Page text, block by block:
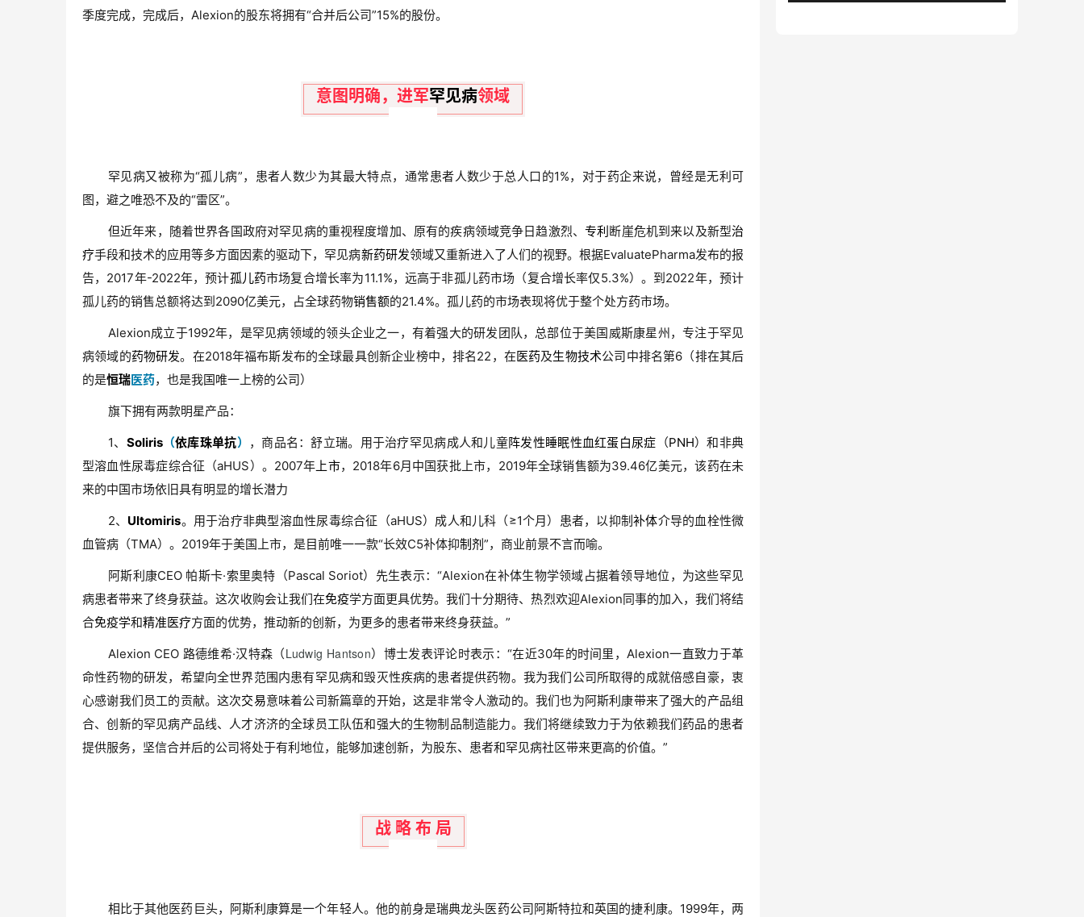
季度完成，完成后，Alexion的股东将拥有“合并后公司”15%的股份。
意图明确，进军罕见病领域
罕见病又被称为“孤儿病”，患者人数少为其最大特点，通常患者人数少于总人口的1%，对于药企来说，曾经是无利可
图，避之唯恐不及的“雷区”。
但近年来，随着世界各国政府对罕见病的重视程度增加、原有的疾病领域竞争日趋激烈、专利断崖危机到来以及新型治
疗手段和技术的应用等多方面因素的驱动下，罕见病新药研发领域又重新进入了人们的视野。根据EvaluatePharma发布的报
告，2017年-2022年，预计孤儿药市场复合增长率为11.1%，远高于非孤儿药市场（复合增长率仅5.3%）。到2022年，预计
孤儿药的销售总额将达到2090亿美元，占全球药物销售额的21.4%。孤儿药的市场表现将优于整个处方药市场。
Alexion成立于1992年，是罕见病领域的领头企业之一，有着强大的研发团队，总部位于美国威斯康星州，专注于罕见
病领域的药物研发。在2018年福布斯发布的全球最具创新企业榜中，排名22，在医药及生物技术公司中排名第6（排在其后
的是恒瑞医药，也是我国唯一上榜的公司）
旗下拥有两款明星产品：
1、 Soliris（依库珠单抗） ，商品名：舒立瑞。用于治疗罕见病成人和儿童阵发性睡眠性血红蛋白尿症 （PNH）和非典
型溶血性尿毒症综合征（aHUS）。2007年上市，2018年6月中国获批上市，2019年全球销售额为39.46亿美元，该药在未
来的中国市场依旧具有明显的增长潜力
2、 Ultomiris。用于治疗非典型溶血性尿毒综合征（aHUS）成人和儿科（≥1个月）患者，以抑制补体介导的血栓性微
血管病（TMA）。2019年于美国上市，是目前唯一一款“长效C5补体抑制剂”，商业前景不言而喻。
阿斯利康CEO 帕斯卡·索里奥特（Pascal Soriot）先生表示：“Alexion在补体生物学领域占据着领导地位，为这些罕见
病患者带来了终身获益。这次收购会让我们在免疫学方面更具优势。我们十分期待、热烈欢迎Alexion同事的加入，我们将结
合免疫学和精准医疗方面的优势，推动新的创新，为更多的患者带来终身获益。”
Alexion CEO 路德维希·汉特森（Ludwig Hantson）博士发表评论时表示：“在近30年的时间里，Alexion一直致力于革
命性药物的研发，希望向全世界范围内患有罕见病和毁灭性疾病的患者提供药物。我为我们公司所取得的成就倍感自豪，衷
心感谢我们员工的贡献。这次交易意味着公司新篇章的开始，这是非常令人激动的。我们也为阿斯利康带来了强大的产品组
合、创新的罕见病产品线、人才济济的全球员工队伍和强大的生物制品制造能力。我们将继续致力于为依赖我们药品的患者
提供服务，坚信合并后的公司将处于有利地位，能够加速创新，为股东、患者和罕见病社区带来更高的价值。”
战 略 布 局
相比于其他医药巨头，阿斯利康算是一个年轻人。他的前身是瑞典龙头医药公司阿斯特拉和英国的捷利康。1999年，两